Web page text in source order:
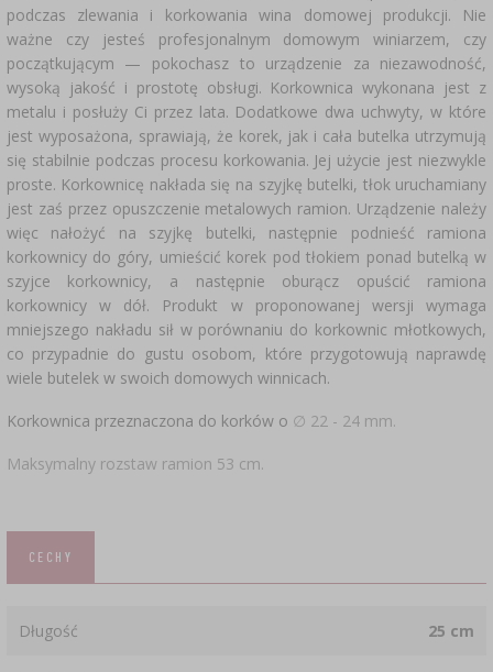
podczas zlewania i korkowania wina domowej produkcji. Nie
ważne czy jesteś profesjonalnym domowym winiarzem, czy
początkującym — pokochasz to urządzenie za niezawodność,
wysoką jakość i prostotę obsługi. Korkownica wykonana jest z
metalu i posłuży Ci przez lata. Dodatkowe dwa uchwyty, w które
jest wyposażona, sprawiają, że korek, jak i cała butelka utrzymują
się stabilnie podczas procesu korkowania. Jej użycie jest niezwykle
proste. Korkownicę nakłada się na szyjkę butelki, tłok uruchamiany
jest zaś przez opuszczenie metalowych ramion. Urządzenie należy
więc nałożyć na szyjkę butelki, następnie podnieść ramiona
korkownicy do góry, umieścić korek pod tłokiem ponad butelką w
szyjce korkownicy, a następnie oburącz opuścić ramiona
korkownicy w dół. Produkt w proponowanej wersji wymaga
mniejszego nakładu sił w porównaniu do korkownic młotkowych,
co przypadnie do gustu osobom, które przygotowują naprawdę
wiele butelek w swoich domowych winnicach.
Korkownica przeznaczona do korków o ∅ 22 - 24 mm.
Maksymalny rozstaw ramion 53 cm.
CECHY
Długość 25 cm